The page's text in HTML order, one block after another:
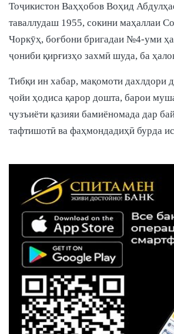
Тоҷикистон Ваҳҳобов Воҳид
таваллудаш 1955, сокини маҳаллаи
Чоркӯҳ, боғбони бригадаи №4-уми
ҷониби қирғизҳо захмӣ шуда, ба
Тибқи ин хабар, мақомоти дахлдори
ҷойи ҳодиса қарор дошта, барои
ҷузъиёти қазияи бамиёномада дар
тафтишотӣ ва фаҳмондадиҳӣ бурда